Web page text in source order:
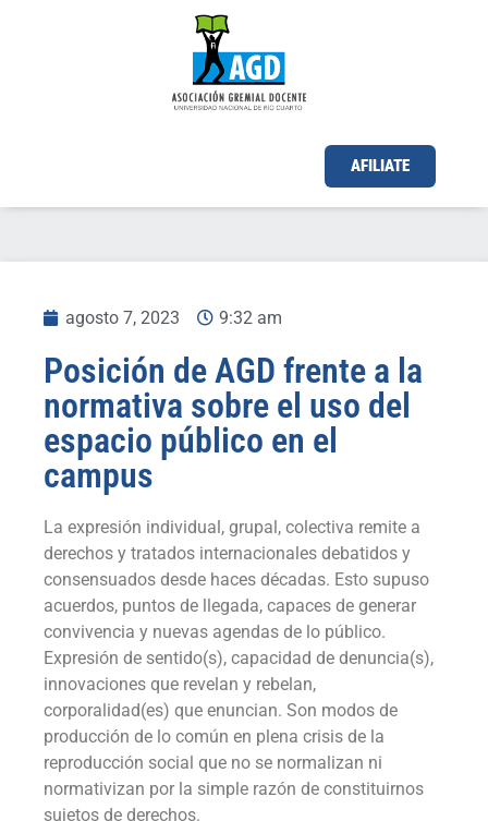
AFILIATE
agosto 7, 2023 9:32 am
Posición de AGD frente a la
normativa sobre el uso del
espacio público en el
campus
La expresión individual, grupal, colectiva remite a
derechos y tratados internacionales debatidos y
consensuados desde haces décadas. Esto supuso
acuerdos, puntos de llegada, capaces de generar
convivencia y nuevas agendas de lo público.
Expresión de sentido(s), capacidad de denuncia(s),
innovaciones que revelan y rebelan,
corporalidad(es) que enuncian. Son modos de
producción de lo común en plena crisis de la
reproducción social que no se normalizan ni
normativizan por la simple razón de constituirnos
sujetos de derechos.